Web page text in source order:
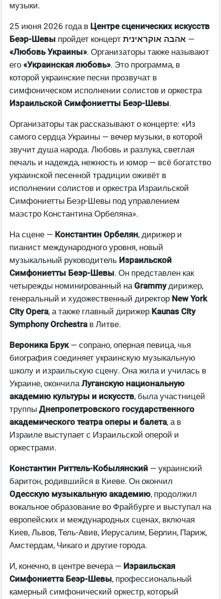
музыки.
25 июня 2026 года в Центре сценических искусств
Беэр-Шевы пройдет концерт אהבה אוקראינית —
«Любовь Украины». Организаторы также называют
его «Украинская любовь». Это программа, в
которой украинские песни прозвучат в
симфоническом исполнении солистов и оркестра
Израильской Симфониетты Беэр-Шевы.
Организаторы так рассказывают о концерте: «Из
самого сердца Украины — вечер музыки, в которой
звучит душа народа. Любовь и разлука, светлая
печаль и надежда, нежность и юмор — всё богатство
украинской песенной традиции оживёт в
исполнении солистов и оркестра Израильской
Симфониетты Беэр-Шевы под управлением
маэстро Константина Орбеляна».
На сцене — Константин Орбелян, дирижер и
пианист международного уровня, новый
музыкальный руководитель Израильской
Симфониетты Беэр-Шевы. Он представлен как
четырежды номинированный наGrammyдирижер,
генеральный и художественный директор New York
City Opera, а также главный дирижер Kaunas City
Symphony Orchestraв Литве.
Вероника Брук— сопрано, оперная певица, чья
биография соединяет украинскую музыкальную
школу и израильскую сцену. Она жила и училась в
Украине, окончилаЛуганскую национальную
академию культуры и искусств, была участницей
труппы Днепропетровского государственного
академического театра оперы и балета, а в
Израиле выступает с Израильской оперой и
оркестрами.
Константин Риттель-Кобылянский — украинский
баритон, родившийся в Киеве. Он окончил
Одесскую музыкальную академию, продолжил
вокальное образование во Фрайбурге и выступал на
европейских и международных сценах, включая
Киев, Львов, Тель-Авив, Иерусалим, Берлин, Париж,
Амстердам, Чикаго и другие города.
И, конечно, в центре вечера — Израильская
Симфониетта Беэр-Шевы, профессиональный
камерный симфонический оркестр, который